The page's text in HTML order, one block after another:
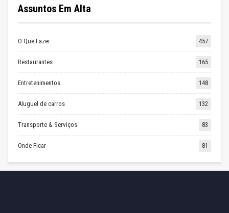
Assuntos Em Alta
O Que Fazer 457
Restaurantes 165
Entretenimentos 148
Aluguel de carros 132
Transporte & Serviços 83
Onde Ficar 81